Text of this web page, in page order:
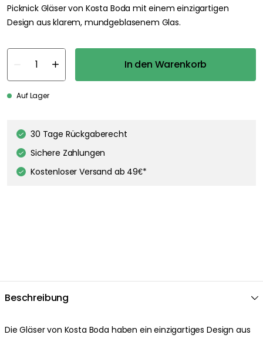
Picknick Gläser von Kosta Boda mit einem einzigartigen
Design aus klarem, mundgeblasenem Glas.
In den Warenkorb
Auf Lager
30 Tage Rückgaberecht
Sichere Zahlungen
Kostenloser Versand ab 49€*
Beschreibung
Die Gläser von Kosta Boda haben ein einzigartiges Design aus
We care about your privacy!
We use cookies to personalize content and ads, and to analyze
essential cookies while using our site. However, blocking certain